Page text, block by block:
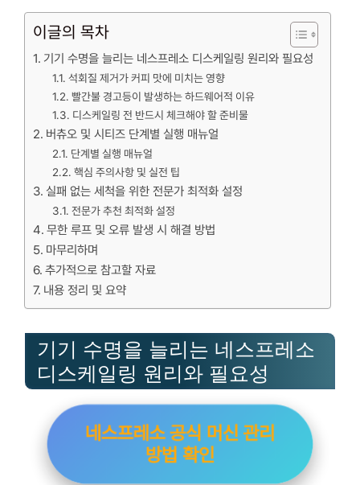
이글의 목차
기기 수명을 늘리는 네스프레소 디스케일링 원리와 필요성
석회질 제거가 커피 맛에 미치는 영향
빨간불 경고등이 발생하는 하드웨어적 이유
디스케일링 전 반드시 체크해야 할 준비물
버츄오 및 시티즈 단계별 실행 매뉴얼
단계별 실행 매뉴얼
핵심 주의사항 및 실전 팁
실패 없는 세척을 위한 전문가 최적화 설정
전문가 추천 최적화 설정
무한 루프 및 오류 발생 시 해결 방법
마무리하며
추가적으로 참고할 자료
내용 정리 및 요약
기기 수명을 늘리는 네스프레소
디스케일링 원리와 필요성
네스프레소 공식 머신 관리
방법 확인